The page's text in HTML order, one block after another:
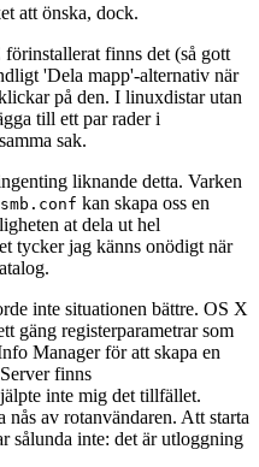
att önska, dock.
finns det (så gott
'Dela mapp'-alternativ när
på den. I linuxdistar utan
till ett par rader i
sak.
liknande detta. Varken
kan skapa oss en
at dela ut hel
tycker jag känns onödigt när
inte situationen bättre. OS X
gäng registerparametrar som
Manager för att skapa en
finns
inte mig det tillfället.
av rotanvändaren. Att starta
sålunda inte: det är utloggning